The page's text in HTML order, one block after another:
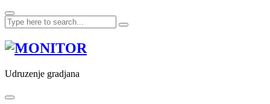
Skip
Udruzenje gradjana